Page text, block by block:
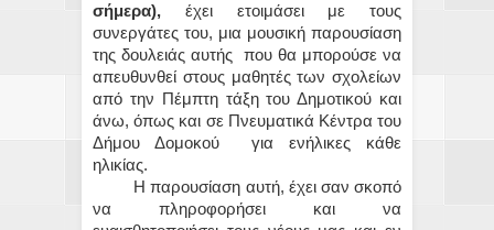
σήμερα), έχει ετοιμάσει με τους
συνεργάτες του, μια μουσική παρουσίαση
της δουλειάς αυτής που θα μπορούσε να
απευθυνθεί στους μαθητές των σχολείων
από την Πέμπτη τάξη του Δημοτικού και
άνω, όπως και σε Πνευματικά Κέντρα του
Δήμου Δομοκού για ενήλικες κάθε
ηλικίας.
Η παρουσίαση αυτή, έχει σαν σκοπό
να πληροφορήσει και να